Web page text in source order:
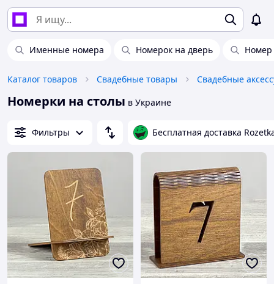
Именные номера Номерок на дверь Номер
Каталог товаров Свадебные товары Свадебные
Номерки на столы в Украине
Фильтры Бесплатная доставка